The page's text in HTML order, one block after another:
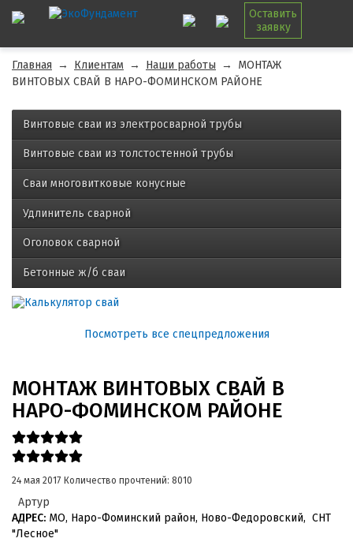
Оставить
заявку
Главная → Клиентам → Наши работы →
МОНТАЖ
ВИНТОВЫХ СВАЙ В НАРО-ФОМИНСКОМ РАЙОНЕ
Винтовые сваи из электросварной трубы
Винтовые сваи из толстостенной трубы
Сваи многовитковые конусные
Удлинитель сварной
Оголовок сварной
Бетонные ж/б сваи
Посмотреть все спецпредложения
МОНТАЖ ВИНТОВЫХ СВАЙ В
НАРО-ФОМИНСКОМ РАЙОНЕ
24 мая 2017 Количество прочтений: 8010
Артур
АДРЕС: МО, Наро-Фоминский район, Ново-Федоровский, СНТ
"Лесное"